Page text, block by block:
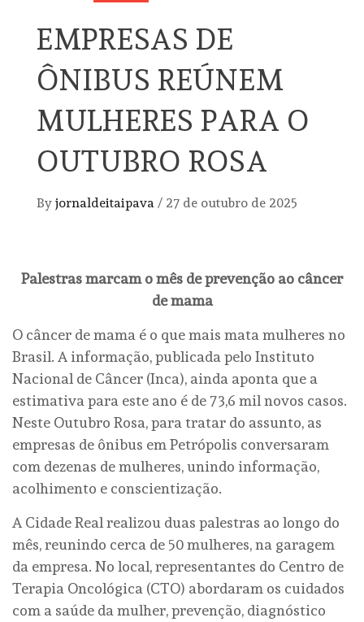
EMPRESAS DE
ÔNIBUS REÚNEM
MULHERES PARA O
OUTUBRO ROSA
By jornaldeitaipava / 27 de outubro de 2025
Palestras marcam o mês de prevenção ao câncer
de mama
O câncer de mama é o que mais mata mulheres no
Brasil. A informação, publicada pelo Instituto
Nacional de Câncer (Inca), ainda aponta que a
estimativa para este ano é de 73,6 mil novos casos.
Neste Outubro Rosa, para tratar do assunto, as
empresas de ônibus em Petrópolis conversaram
com dezenas de mulheres, unindo informação,
acolhimento e conscientização.
A Cidade Real realizou duas palestras ao longo do
mês, reunindo cerca de 50 mulheres, na garagem
da empresa. No local, representantes do Centro de
Terapia Oncológica (CTO) abordaram os cuidados
com a saúde da mulher, prevenção, diagnóstico